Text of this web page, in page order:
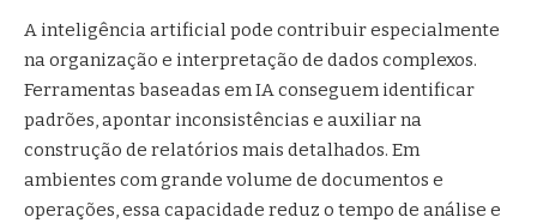
A inteligência artificial pode contribuir especialmente
na organização e interpretação de dados complexos.
Ferramentas baseadas em IA conseguem identificar
padrões, apontar inconsistências e auxiliar na
construção de relatórios mais detalhados. Em
ambientes com grande volume de documentos e
operações, essa capacidade reduz o tempo de análise e